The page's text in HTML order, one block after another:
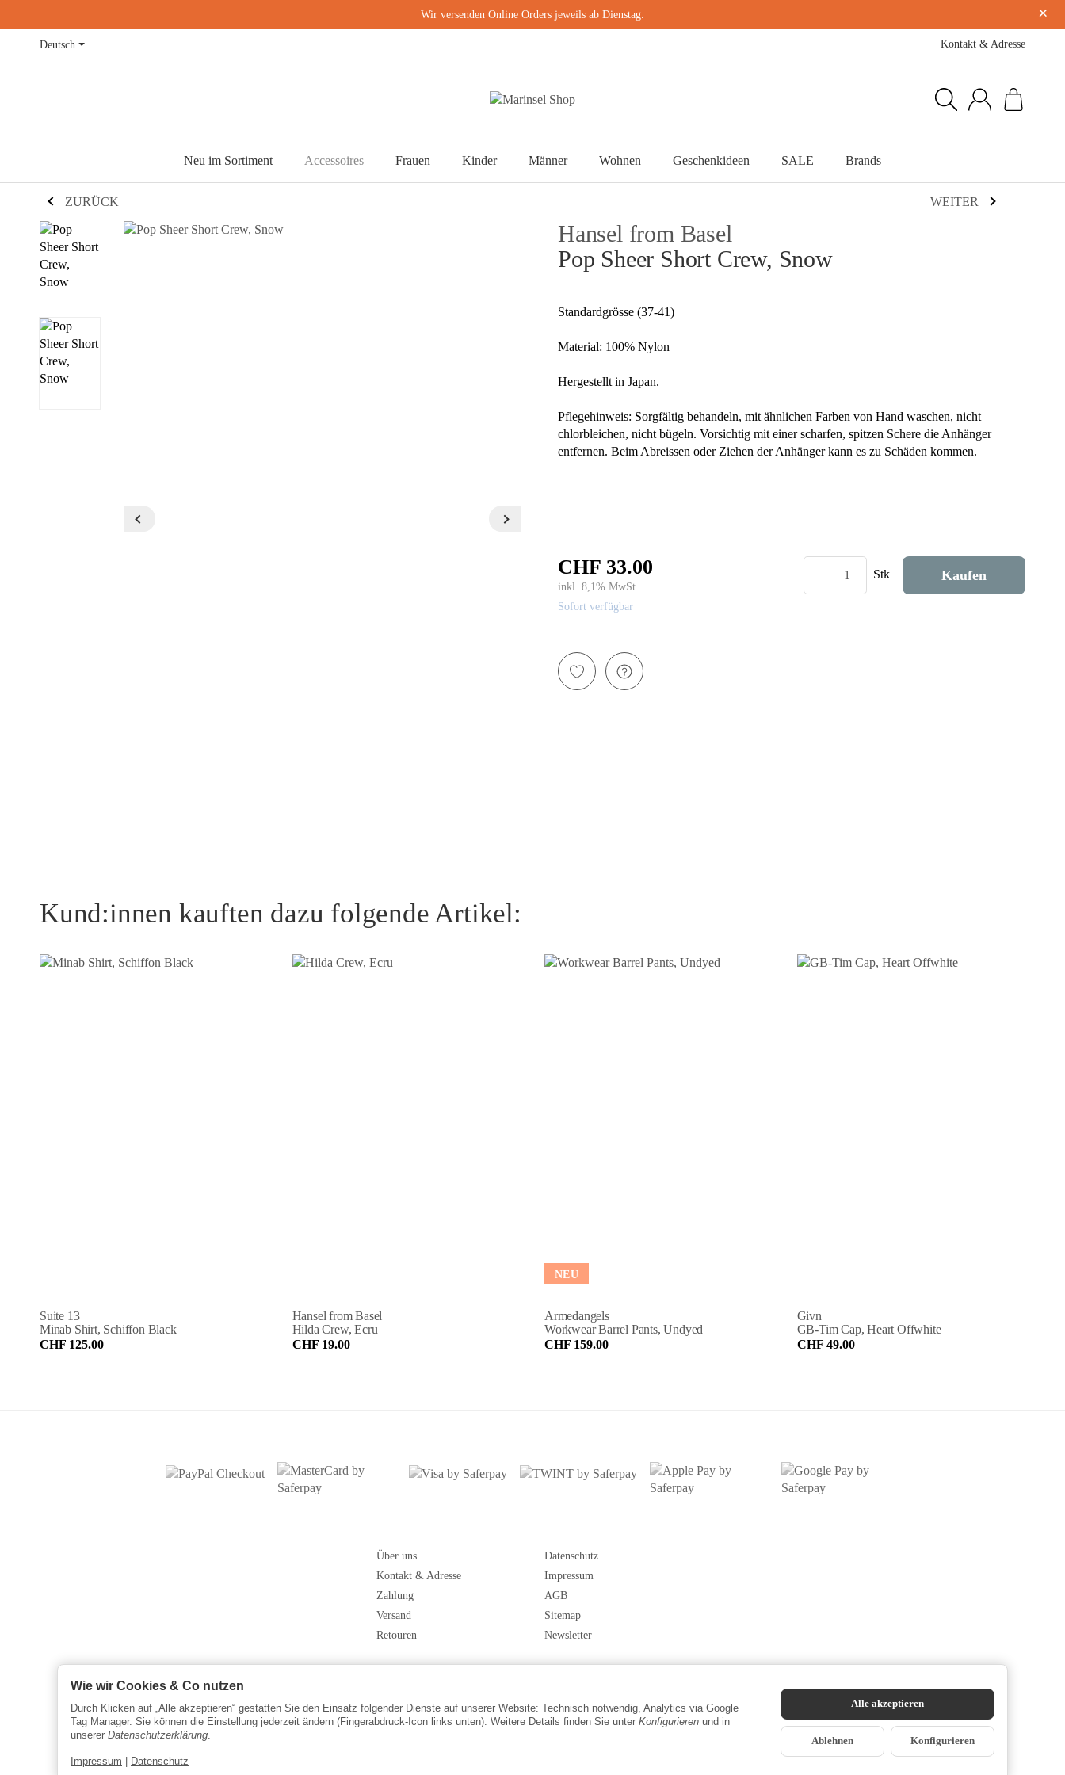
Wir versenden Online Orders jeweils ab Dienstag. ×
Deutsch Kontakt & Adresse
Neu im Sortiment Accessoires Frauen Kinder Männer Wohnen Geschenkideen SALE Brands
ZURÜCK WEITER
Hansel from Basel
Pop Sheer Short Crew, Snow
Standardgrösse (37-41)
Material: 100% Nylon
Hergestellt in Japan.
Pflegehinweis: Sorgfältig behandeln, mit ähnlichen Farben von Hand waschen, nicht
chlorbleichen, nicht bügeln. Vorsichtig mit einer scharfen, spitzen Schere die Anhänger
entfernen. Beim Abreissen oder Ziehen der Anhänger kann es zu Schäden kommen.
CHF 33.00
inkl. 8,1% MwSt.
Sofort verfügbar
Stk Kaufen
Kund:innen kauften dazu folgende Artikel:
Suite 13
Minab Shirt, Schiffon Black
CHF 125.00
Hansel from Basel
Hilda Crew, Ecru
CHF 19.00
NEU
Armedangels
Workwear Barrel Pants, Undyed
CHF 159.00
Givn
GB-Tim Cap, Heart Offwhite
CHF 49.00
Über uns
Kontakt & Adresse
Zahlung
Versand
Retouren
Datenschutz
Impressum
AGB
Sitemap
Newsletter
Wie wir Cookies & Co nutzen
Durch Klicken auf „Alle akzeptieren“ gestatten Sie den Einsatz folgender Dienste auf unserer Website: Technisch notwendig, Analytics via Google
Tag Manager. Sie können die Einstellung jederzeit ändern (Fingerabdruck-Icon links unten). Weitere Details finden Sie unter Konfigurieren und in
unserer Datenschutzerklärung.
Impressum Datenschutz
Alle akzeptieren
Ablehnen Konfigurieren